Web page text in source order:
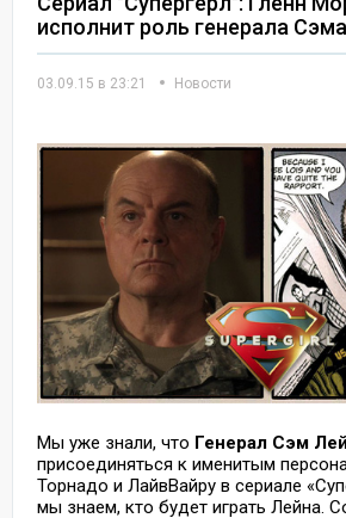
исполнит роль генерала
03.09.15 в 23:21 Новости
Мы уже знали, что Генерал Сэм
присоединяться к именитым
Торнадо и ЛайвВайру в сериале
мы знаем, кто будет играть Лейна.